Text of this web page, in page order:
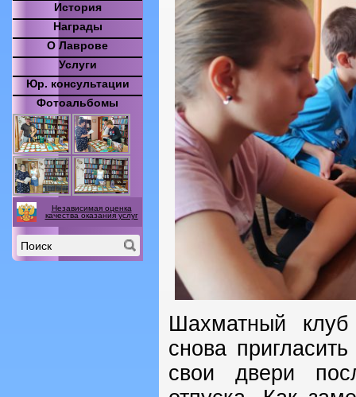
Шахматный
снова
свои двери
История
Награды
О Лаврове
Услуги
Юр. консультации
Фотоальбомы
Независимая оценка
качества оказания услуг